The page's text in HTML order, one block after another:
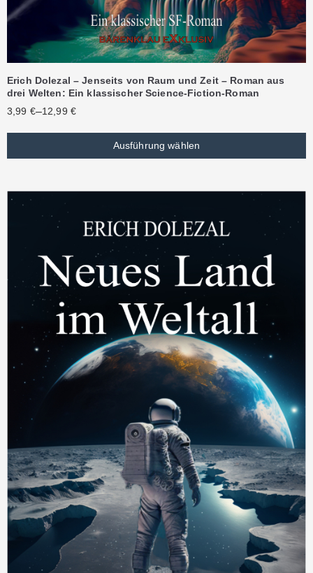
Erich Dolezal – Jenseits von Raum und Zeit – Roman aus
drei Welten: Ein klassischer Science-Fiction-Roman
3,99 €–12,99 €
Ausführung wählen